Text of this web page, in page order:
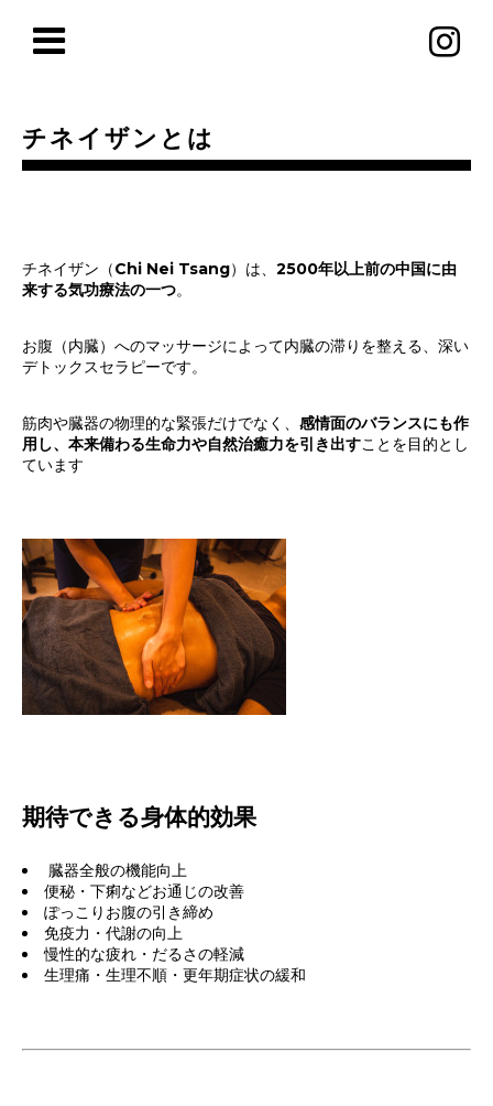
チネイザンとは
チネイザン（Chi Nei Tsang）は、 2500年以上前の中国に由
来する気功療法の一つ。
お腹（内臓）へのマッサージによって内臓の滞りを整える、深い
デトックスセラピーです。
筋肉や臓器の物理的な緊張だけでなく、 感情面のバランスにも作
用し、本来備わる生命力や自然治癒力を引き出すことを目的とし
ています
期待できる身体的効果
臓器全般の機能向上
便秘・下痢などお通じの改善
ぽっこりお腹の引き締め
免疫力・代謝の向上
慢性的な疲れ・だるさの軽減
生理痛・生理不順・更年期症状の緩和